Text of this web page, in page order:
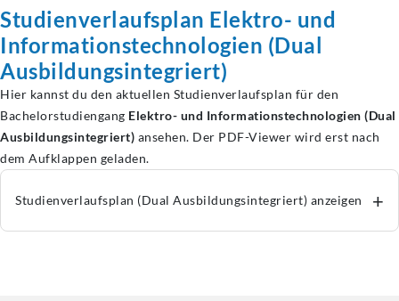
Studienverlaufsplan Elektro- und
Informationstechnologien (Dual
Ausbildungsintegriert)
Hier kannst du den aktuellen Studienverlaufsplan für den
Bachelorstudiengang Elektro- und Informationstechnologien (Dual
Ausbildungsintegriert) ansehen. Der PDF-Viewer wird erst nach
dem Aufklappen geladen.
Studienverlaufsplan (Dual Ausbildungsintegriert) anzeigen +